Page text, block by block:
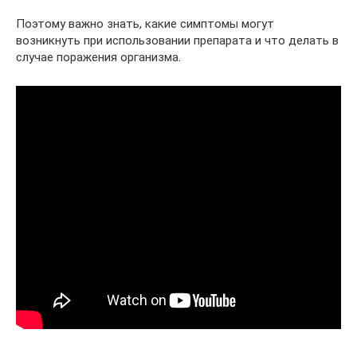
Поэтому важно знать, какие симптомы могут
возникнуть при использовании препарата и что делать в
случае поражения организма.